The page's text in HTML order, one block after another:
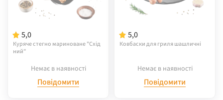
5,0
Куряче стегно мариноване "Схід
ний"
Немає в наявності
Повідомити
5,0
Ковбаски для гриля шашличні
Немає в наявності
Повідомити